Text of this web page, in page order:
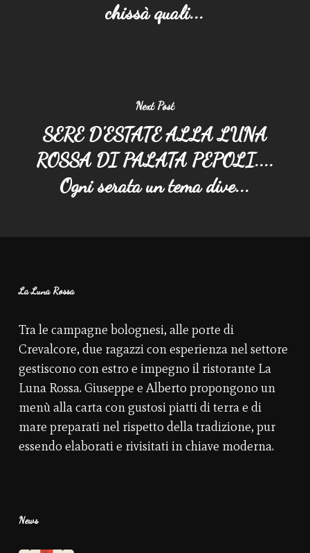
chissà quali...
Next Post
SERE D'ESTATE ALLA LUNA
ROSSA DI PALATA PEPOLI....
Ogni serata un tema dive...
La Luna Rossa
Tra le campagne bolognesi, alle porte di
Crevalcore, due ragazzi con esperienza nel settore
gestiscono con estro e impegno il ristorante La
Luna Rossa. Giuseppe e Alberto propongono un
menù alla carta con gustosi piatti di terra e di
mare preparati nel rispetto della tradizione, pur
essendo elaborati e rivisitati in chiave moderna.
News